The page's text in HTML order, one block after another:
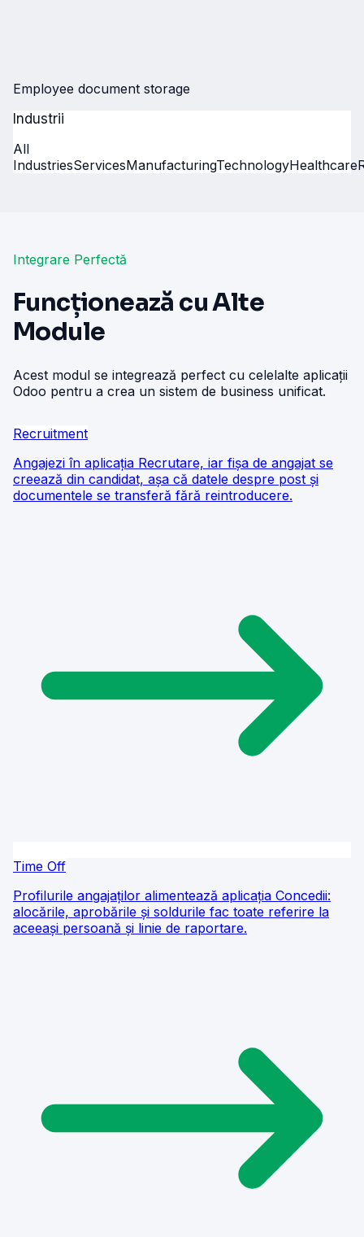
Employee document storage
Industrii
All
IndustriesServicesManufacturingTechnologyHealthcare
Integrare Perfectă
Funcționează cu Alte
Module
Acest modul se integrează perfect cu celelalte aplicații
Odoo pentru a crea un sistem de business unificat.
Recruitment
Angajezi în aplicația Recrutare, iar fișa de angajat se
creează din candidat, așa că datele despre post și
documentele se transferă fără reintroducere.
Time Off
Profilurile angajaților alimentează aplicația Concedii:
alocările, aprobările și soldurile fac toate referire la
aceeași persoană și linie de raportare.